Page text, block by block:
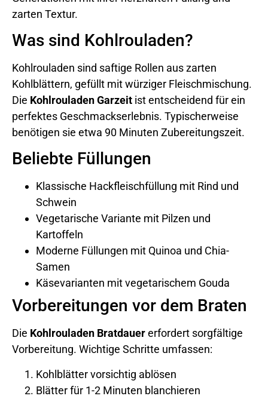
zarten Textur.
Was sind Kohlrouladen?
Kohlrouladen sind saftige Rollen aus zarten
Kohlblättern, gefüllt mit würziger Fleischmischung.
Die Kohlrouladen Garzeit ist entscheidend für ein
perfektes Geschmackserlebnis. Typischerweise
benötigen sie etwa 90 Minuten Zubereitungszeit.
Beliebte Füllungen
Klassische Hackfleischfüllung mit Rind und
Schwein
Vegetarische Variante mit Pilzen und
Kartoffeln
Moderne Füllungen mit Quinoa und Chia-
Samen
Käsevarianten mit vegetarischem Gouda
Vorbereitungen vor dem Braten
Die Kohlrouladen Bratdauererfordert sorgfältige
Vorbereitung. Wichtige Schritte umfassen:
Kohlblätter vorsichtig ablösen
Blätter für 1-2 Minuten blanchieren